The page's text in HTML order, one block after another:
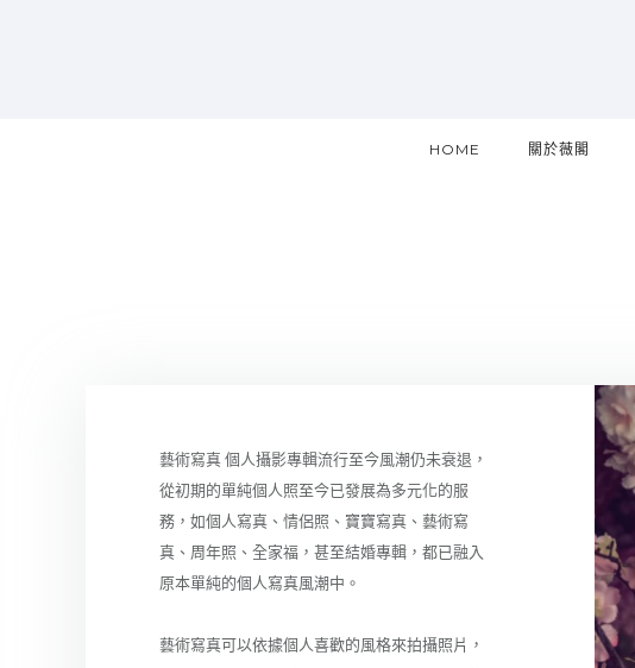
HOME 關於薇閣
藝術寫真 個人攝影專輯流行至今風潮仍未衰退，
從初期的單純個人照至今已發展為多元化的服
務，如個人寫真、情侶照、寶寶寫真、藝術寫
真、周年照、全家福，甚至結婚專輯，都已融入
原本單純的個人寫真風潮中。
藝術寫真可以依據個人喜歡的風格來拍攝照片，